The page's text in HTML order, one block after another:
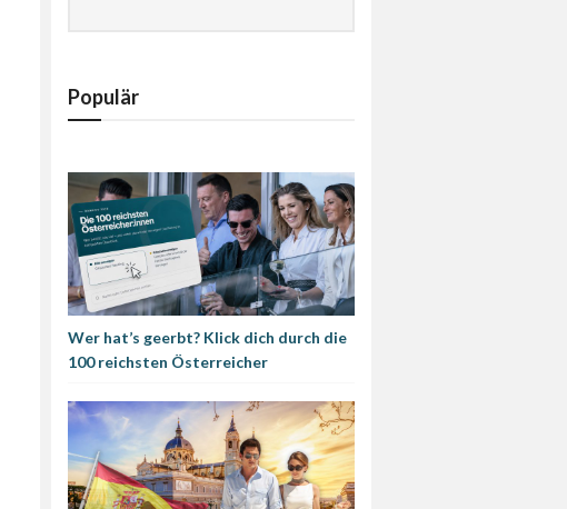
Populär
Wer hat’s geerbt? Klick dich durch die
100 reichsten Österreicher